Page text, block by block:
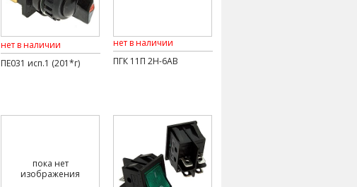
нет в наличии
ПЕ031 исп.1 (201*г)
нет в наличии
ПГК 11П 2Н-6АВ
пока нет
изображения